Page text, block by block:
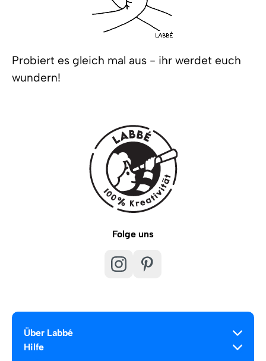
Probiert es gleich mal aus - ihr werdet euch
wundern!
Folge uns
Über Labbé
Hilfe